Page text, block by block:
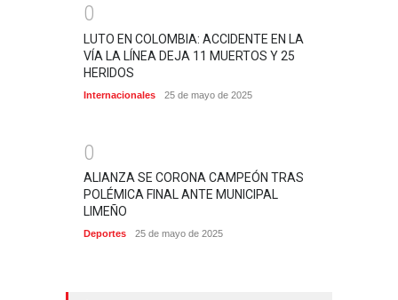
0
LUTO EN COLOMBIA: ACCIDENTE EN LA
VÍA LA LÍNEA DEJA 11 MUERTOS Y 25
HERIDOS
Internacionales 25 de mayo de 2025
0
ALIANZA SE CORONA CAMPEÓN TRAS
POLÉMICA FINAL ANTE MUNICIPAL
LIMEÑO
Deportes 25 de mayo de 2025